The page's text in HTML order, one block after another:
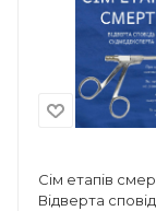
Сім етапів
Відверта